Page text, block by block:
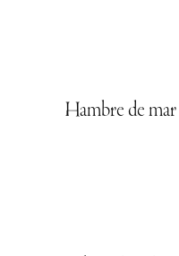
Hambre de mar